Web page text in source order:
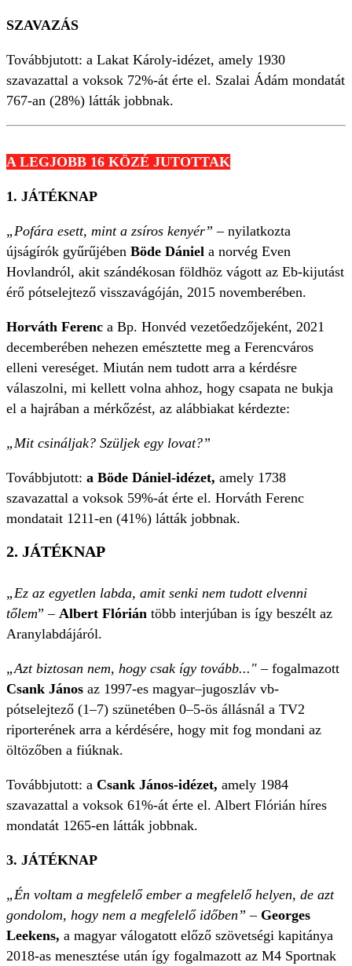
SZAVAZÁS
Továbbjutott: a Lakat Károly-idézet, amely 1930
szavazattal a voksok 72%-át érte el. Szalai Ádám mondatát
767-an (28%) látták jobbnak.
A LEGJOBB 16 KÖZÉ JUTOTTAK
1. JÁTÉKNAP
„Pofára esett, mint a zsíros kenyér”– nyilatkozta
újságírók gyűrűjében Böde Dániel a norvég Even
Hovlandról, akit szándékosan földhöz vágott az Eb-kijutást
érő pótselejtező visszavágóján, 2015 novemberében.
Horváth Ferenc a Bp. Honvéd vezetőedzőjeként, 2021
decemberében nehezen emésztette meg a Ferencváros
elleni vereséget. Miután nem tudott arra a kérdésre
válaszolni, mi kellett volna ahhoz, hogy csapata ne bukja
el a hajrában a mérkőzést, az alábbiakat kérdezte:
„Mit csináljak? Szüljek egy lovat?”
Továbbjutott: a Böde Dániel-idézet, amely 1738
szavazattal a voksok 59%-át érte el. Horváth Ferenc
mondatait 1211-en (41%) látták jobbnak.
2. JÁTÉKNAP
„Ez az egyetlen labda, amit senki nem tudott elvenni
tőlem” – Albert Flórián több interjúban is így beszélt az
Aranylabdájáról.
„Azt biztosan nem, hogy csak így tovább..."– fogalmazott
Csank János az 1997-es magyar–jugoszláv vb-
pótselejtező (1–7) szünetében 0–5-ös állásnál a TV2
riporterének arra a kérdésére, hogy mit fog mondani az
öltözőben a fiúknak.
Továbbjutott: a Csank János-idézet, amely 1984
szavazattal a voksok 61%-át érte el. Albert Flórián híres
mondatát 1265-en látták jobbnak.
3. JÁTÉKNAP
„Én voltam a megfelelő ember a megfelelő helyen, de azt
gondolom, hogy nem a megfelelő időben” – Georges
Leekens, a magyar válogatott előző szövetségi kapitánya
2018-as menesztése után így fogalmazott az M4 Sportnak